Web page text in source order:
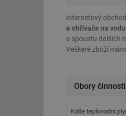
Internetový
a ohřívače na vodu
a spoustu dalších
Veškeré zboží
Obory
Kotle teplovodní